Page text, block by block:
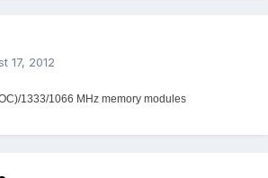
17, 2012
1333/1066 MHz memory modules